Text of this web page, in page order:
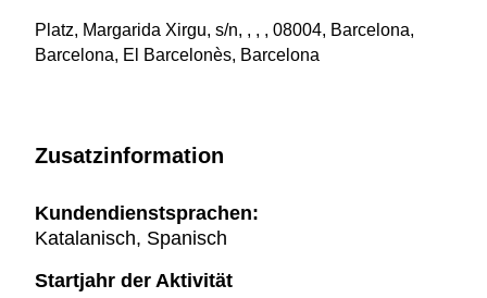
Platz, Margarida Xirgu, s/n, , , , 08004, Barcelona,
Barcelona, El Barcelonès, Barcelona
Zusatzinformation
Kundendienstsprachen:
Katalanisch, Spanisch
Startjahr der Aktivität